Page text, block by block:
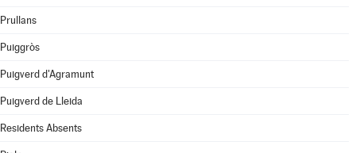
Prullans
Puiggròs
Puigverd d'Agramunt
Puigverd de Lleida
Residents Absents